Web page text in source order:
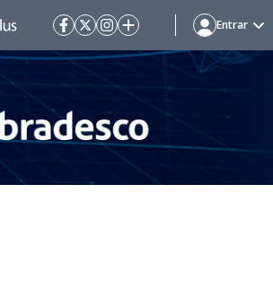
Entrar